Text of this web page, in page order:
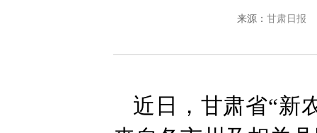
来源： 甘肃日报
近日，甘肃省“新